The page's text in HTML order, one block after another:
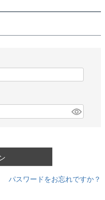
パスワードをお忘れですか？